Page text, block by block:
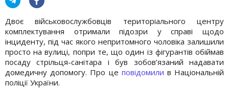
Двоє військовослужбовців територіального центру
комплектування отримали підозри у справі щодо
інциденту, під час якого непритомного чоловіка залишили
просто на вулиці, попри те, що один із фігурантів обіймав
посаду стрільця-санітара і був зобов’язаний надавати
домедичну допомогу. Про це повідомили в Національній
поліції України.